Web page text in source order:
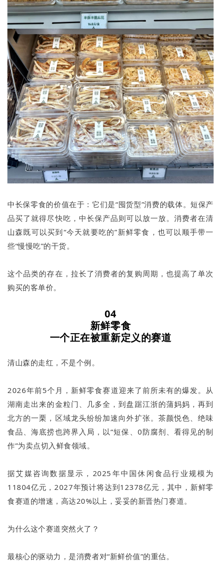
中长保零食的价值在于：它们是“囤货型”消费的载体。短保产
品买了就得尽快吃，中长保产品则可以放一放。消费者在清
山森既可以买到“今天就要吃的”新鲜零食，也可以顺手带一
些“慢慢吃”的干货。
这个品类的存在，拉长了消费者的复购周期，也提高了单次
购买的客单价。
04
新鲜零食
一个正在被重新定义的赛道
清山森的走红，不是个例。
2026年前5个月，新鲜零食赛道迎来了前所未有的爆发。从
湖南走出来的金粒门、几多全，到盘踞江浙的蒲妈妈，再到
北方的一栗，区域龙头纷纷加速向外扩张。茶颜悦色、绝味
食品、海底捞也跨界入局，以“短保、0防腐剂、看得见的制
作”为卖点切入鲜食领域。
据艾媒咨询数据显示，2025年中国休闲食品行业规模为
11804亿元，2027年预计将达到12378亿元，其中，新鲜零
食赛道的增速，高达20%以上，妥妥的新晋热门赛道。
为什么这个赛道突然火了？
最核心的驱动力，是消费者对“新鲜价值”的重估。